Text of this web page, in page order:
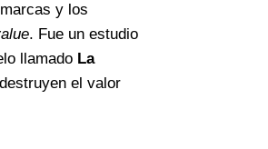
y los
. Fue un estudio
llamado La
el valor